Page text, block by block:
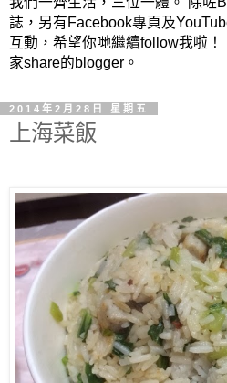
誌，另有Facebook專頁及
互動，希望你哋繼續follow我啦
家share的blogger。
2014年2月28日 星期五
上海菜飯